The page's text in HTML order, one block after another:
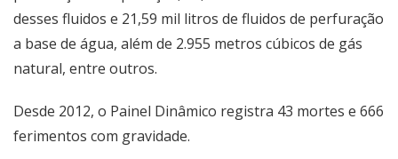
desses fluidos e 21,59 mil litros de fluidos de perfuração
a base de água, além de 2.955 metros cúbicos de gás
natural, entre outros.
Desde 2012, o Painel Dinâmico registra 43 mortes e 666
ferimentos com gravidade.